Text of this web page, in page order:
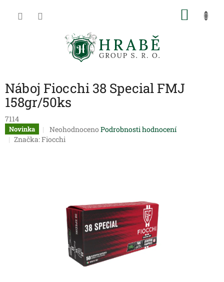
Náboj Fiocchi 38 Special FMJ
158gr/50ks
7114
Novinka
Průměrné
hodnocení
Neohodnoceno Podrobnosti hodnocení
Značka:Fiocchi